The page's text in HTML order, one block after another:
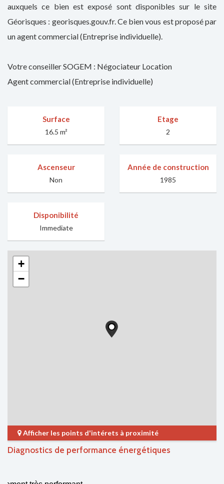
auxquels ce bien est exposé sont disponibles sur le site
Géorisques : georisques.gouv.fr. Ce bien vous est proposé par
un agent commercial (Entreprise individuelle).
Votre conseiller SOGEM : Négociateur Location
Agent commercial (Entreprise individuelle)
Surface
16.5 m²
Etage
2
Ascenseur
Non
Année de construction
1985
Disponibilité
Immediate
+
−
Afficher les points d'intérets à proximité
Diagnostics de performance énergétiques